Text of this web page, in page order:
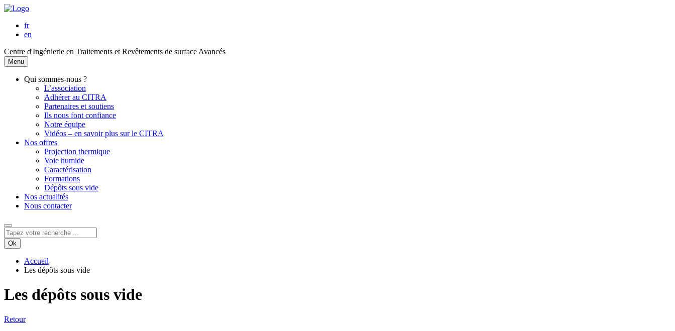
fr
en
Centre d'Ingénierie en Traitements et Revêtements de surface Avancés
Menu
Qui sommes-nous ?
L’association
Adhérer au CITRA
Partenaires et soutiens
Ils nous font confiance
Notre équipe
Vidéos – en savoir plus sur le CITRA
Nos offres
Projection thermique
Voie humide
Caractérisation
Formations
Dépôts sous vide
Nos actualités
Nous contacter
Ok
Accueil
Les dépôts sous vide
Les dépôts sous vide
Retour